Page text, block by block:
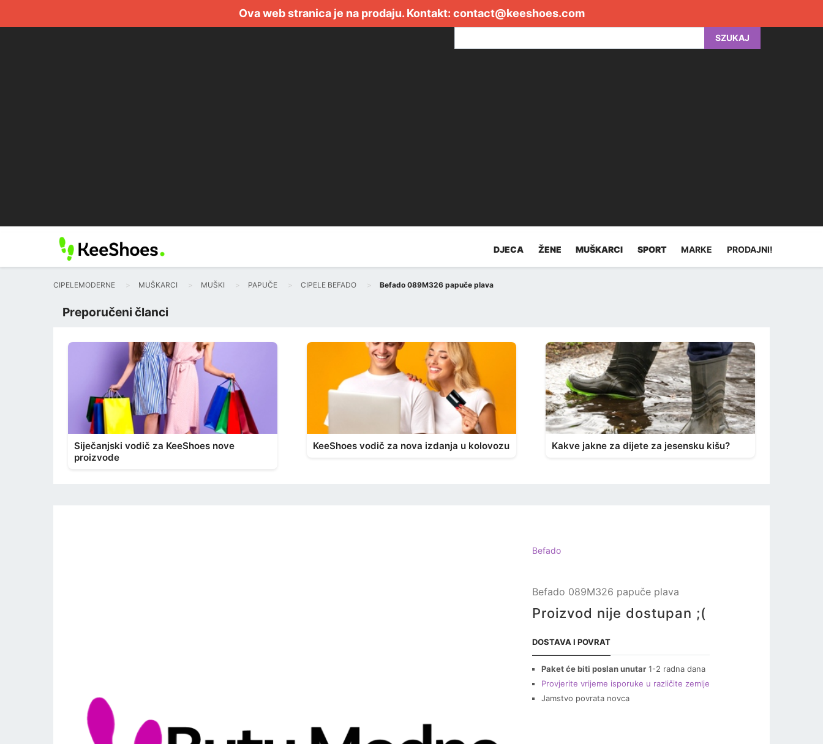
Ova web stranica je na prodaju. Kontakt: contact@keeshoes.com
SZUKAJ
DJECA ŽENE MUŠKARCI SPORT MARKE PRODAJNI!
CIPELEMODERNE MUŠKARCI MUŠKI PAPUČE CIPELE BEFADO Befado 089M326 papuče plava
Preporučeni članci
Siječanjski vodič za KeeShoes nove
proizvode
KeeShoes vodič za nova izdanja u kolovozu Kakve jakne za dijete za jesensku kišu?
Befado
Befado 089M326 papuče plava
Proizvod nije dostupan ;(
DOSTAVA I POVRAT
Paket će biti poslan unutar 1-2 radna dana
Provjerite vrijeme isporuke u različite zemlje
Jamstvo povrata novca